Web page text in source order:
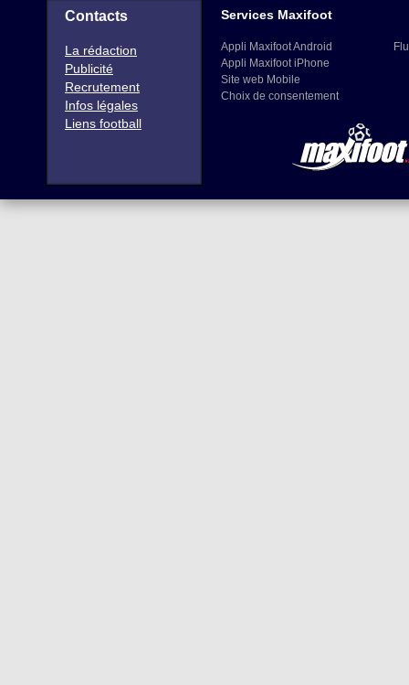
Contacts
La rédaction
Publicité
Recrutement
Infos légales
Liens football
Services Maxifoot
Appli Maxifoot Android
Appli Maxifoot iPhone
Site web Mobile
Choix de consentement